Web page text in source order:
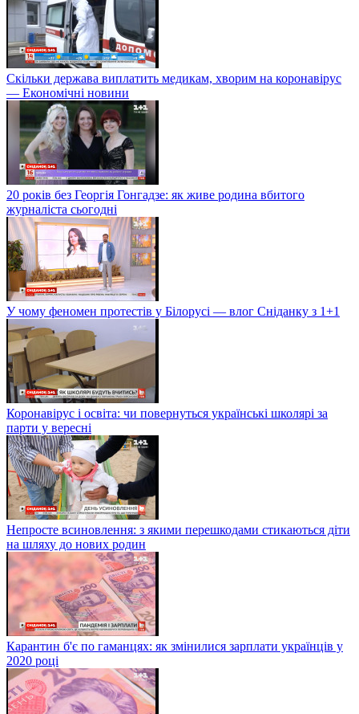
Скільки держава виплатить медикам, хворим на коронавірус
— Економічні новини
20 років без Георгія Гонгадзе: як живе родина вбитого
журналіста сьогодні
У чому феномен протестів у Білорусі — влог Сніданку з 1+1
Коронавірус і освіта: чи повернуться українські школярі за
парти у вересні
Непросте всиновлення: з якими перешкодами стикаються діти
на шляху до нових родин
Карантин б'є по гаманцях: як змінилися зарплати українців у
2020 році